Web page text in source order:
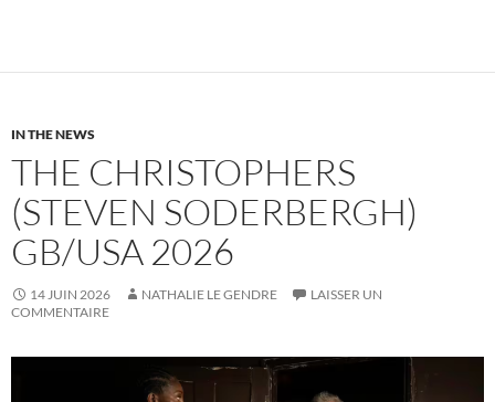
IN THE NEWS
THE CHRISTOPHERS
(STEVEN SODERBERGH)
GB/USA 2026
14 JUIN 2026 NATHALIE LE GENDRE
LAISSER UN
COMMENTAIRE